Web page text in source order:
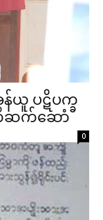
န်ယူ ပဋိပက္ခ
ဆက်ဆောံ
0